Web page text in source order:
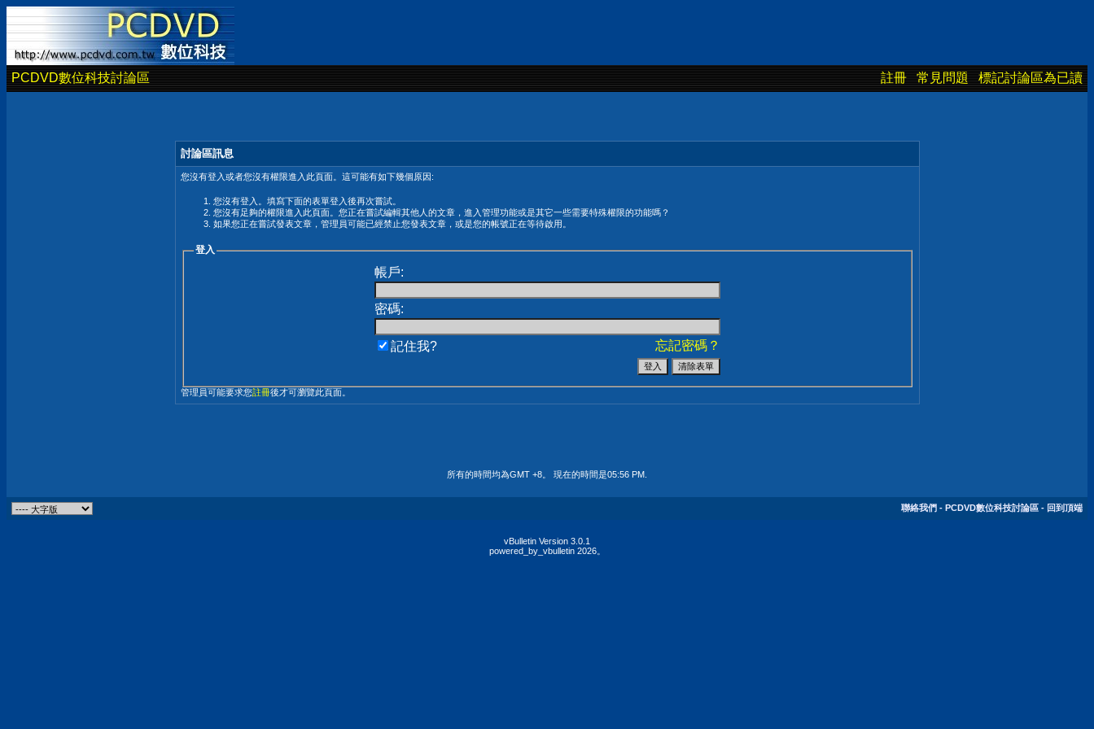
PCDVD數位科技討論區 註冊 常見問題 標記討論區為已讀
討論區訊息
您沒有登入或者您沒有權限進入此頁面。這可能有如下幾個原因:
您沒有登入。填寫下面的表單登入後再次嘗試。
您沒有足夠的權限進入此頁面。您正在嘗試編輯其他人的文章，進入管理功能或是其它一些需要特殊權限的功能嗎？
如果您正在嘗試發表文章，管理員可能已經禁止您發表文章，或是您的帳號正在等待啟用。
登入
帳戶:
密碼:
忘記密碼？
記住我?
管理員可能要求您註冊後才可瀏覽此頁面。
所有的時間均為GMT +8。 現在的時間是05:56 PM
聯絡我們 - PCDVD數位科技討論區 - 回到頂端
vBulletin Version 3.0.1
powered_by_vbulletin 2026。